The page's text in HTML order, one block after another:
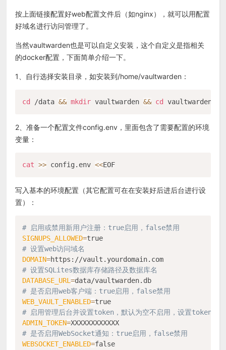
按上面链接配置好web配置文件后（如nginx），就可以用配置
好域名进行访问管理了。
当然vaultwarden也是可以自定义安装，这个自定义是指相关
的docker配置，下面简单介绍一下。
1、自行选择安装目录，如安装到/home/vaultwarden：
cd /data && mkdir vaultwarden && cd
2、准备一个配置文件config.env，里面包含了需要配置的环境
变量：
cat >> config.env <<
写入基本的环境配置（其它配置可在在安装好后进后台进行设
置）：
# 启用或禁用新用户注册：true启用，false禁用
SIGNUPS_ALLOWED=
# 设置web访问域名
DOMAIN=
# 设置SQLites数据库存储路径及数据库名
DATABASE_URL=
# 是否启用web客户端：true启用，false禁用
WEB_VAULT_ENABLED=
# 启用管理后台并设置token，默认为空不启用，设置token后
ADMIN_TOKEN=
# 是否启用WebSocket通知：true启用，false禁用
WEBSOCKET_ENABLED=